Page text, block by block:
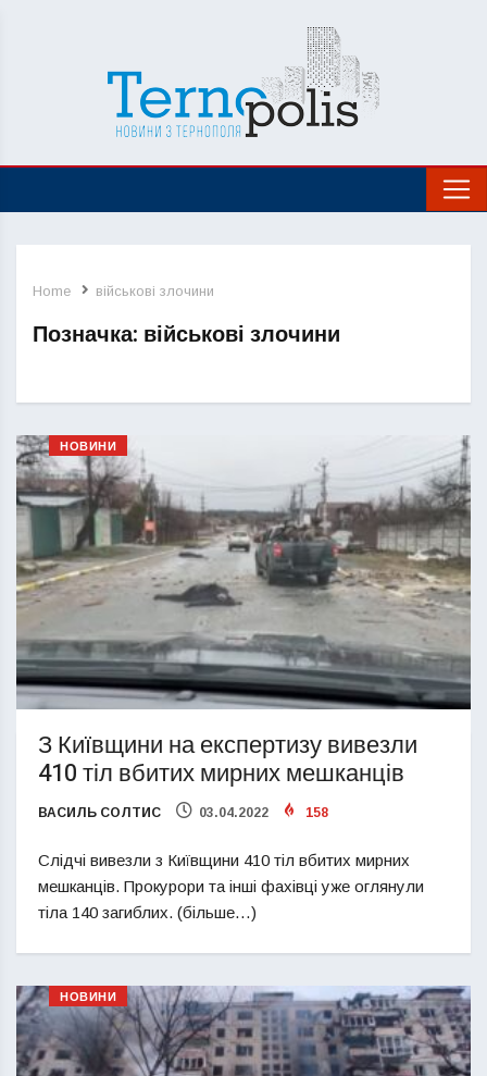
Home військові злочини
Позначка: військові злочини
НОВИНИ
З Київщини на експертизу вивезли
410 тіл вбитих мирних мешканців
ВАСИЛЬ СОЛТИС 03.04.2022 158
Слідчі вивезли з Київщини 410 тіл вбитих мирних
мешканців. Прокурори та інші фахівці уже оглянули
тіла 140 загиблих. (більше…)
НОВИНИ